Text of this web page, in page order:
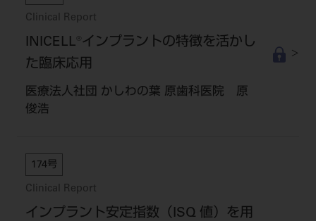
Clinical Report
INICELL®インプラントの特徴を活かし
た臨床応用
医療法人社団 かしわの葉 原歯科医院 原
俊浩
174号
Clinical Report
インプラント安定指数（ISQ 値）を用